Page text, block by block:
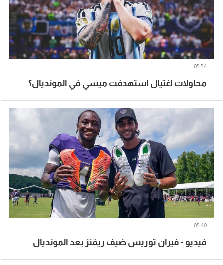
محاولات اغتيال استهدفت ميسي في المونديال؟
05:54
فيديو - فيران توريس ضيف ريفنز بعد المونديال
05:40